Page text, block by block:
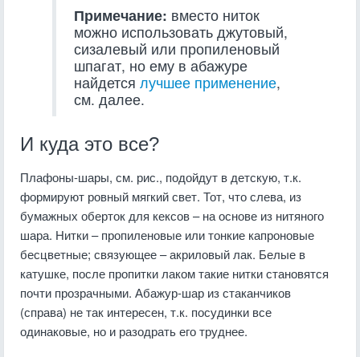
Примечание: вместо ниток
можно использовать джутовый,
сизалевый или пропиленовый
шпагат, но ему в абажуре
найдется лучшее применение,
см. далее.
И куда это все?
Плафоны-шары, см. рис., подойдут в детскую, т.к.
формируют ровный мягкий свет. Тот, что слева, из
бумажных оберток для кексов – на основе из нитяного
шара. Нитки – пропиленовые или тонкие капроновые
бесцветные; связующее – акриловый лак. Белые в
катушке, после пропитки лаком такие нитки становятся
почти прозрачными. Абажур-шар из стаканчиков
(справа) не так интересен, т.к. посудинки все
одинаковые, но и разодрать его труднее.